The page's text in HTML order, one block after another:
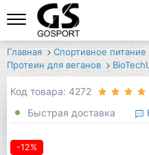
Главная Спортивное питание
Протеин для веганов
Код товара: 4272
Быстрая доставка
-12%